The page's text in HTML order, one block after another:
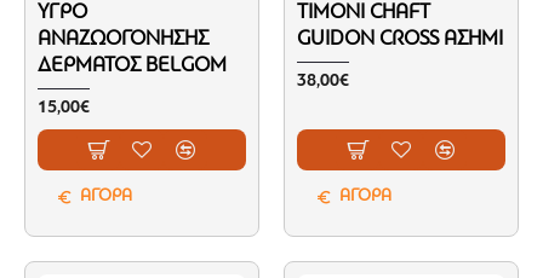
ΥΓΡΌ
ΑΝΑΖΩΟΓΌΝΗΣΗΣ
ΔΈΡΜΑΤΟΣ BELGOM
15,00€
ΑΓΟΡΑ
ΤΙΜΌΝΙ CHAFT
GUIDON CROSS ΑΣΗΜΊ
38,00€
ΑΓΟΡΑ